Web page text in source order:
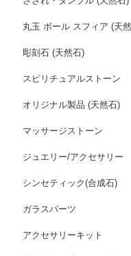
丸玉 ボール スフィア (天
彫刻石 (天然石)
スピリチュアルストーン
オリジナル製品 (天然石)
マッサージストーン
ジュエリー/アクセサリー
シンセティック(合成石)
ガラスパーツ
アクセサリーキット